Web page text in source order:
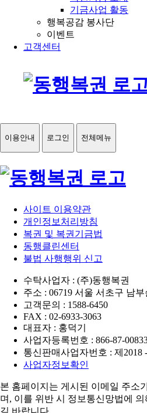
기금사업 활동
행복공감 봉사단
이벤트
고객센터
이용안내 로그인 전체메뉴
사이트 이용약관
개인정보처리방침
복권 및 복권기금법
동행클린센터
불법 사행행위 신고
수탁사업자 : (주)동행복권
주소 : 06719 서울 서초구 남
고객문의 : 1588-6450
FAX : 02-6933-3063
대표자 : 홍덕기
사업자등록번호 : 866-87-
통신판매사업자번호 : 제2018
사업자정보확인
본 홈페이지는 게시된 이메일 주소
며, 이를 위반 시 정보통신망법에